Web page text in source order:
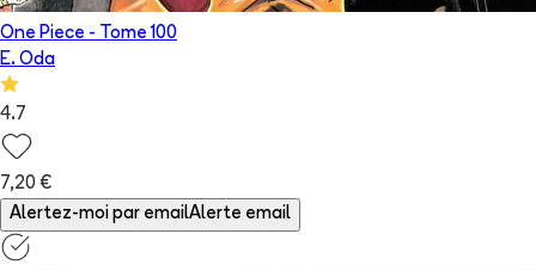
One Piece - Tome 100
E. Oda
4.7
7,20 €
Alertez-moi par emailAlerte email